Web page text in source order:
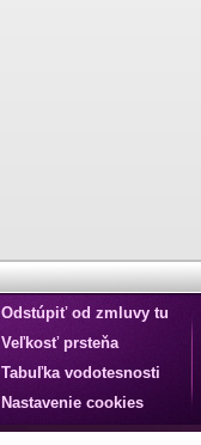
Odstúpiť od zmluvy tu
Veľkosť prsteňa
Tabuľka vodotesnosti
Nastavenie cookies